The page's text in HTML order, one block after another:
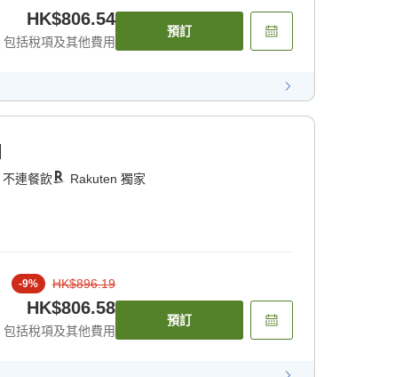
HK$806.54
包括稅項及其他費用
預訂
不連餐飲 Rakuten 獨家
-9% HK$896.19
HK$806.58
包括稅項及其他費用
預訂